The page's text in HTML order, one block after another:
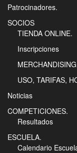
Patrocinadores.
SOCIOS
TIENDA ONLINE.
Inscripciones
USO, TARIFAS,
Noticias
COMPETICIONES.
Resultados
ESCUELA.
Calendario